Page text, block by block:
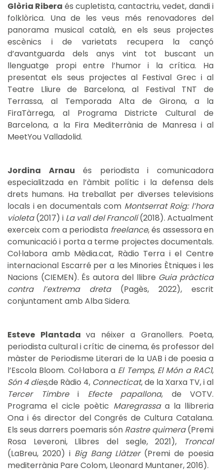
Glòria Ribera és cupletista, cantactriu, vedet, dandi i
folklòrica. Una de les veus més renovadores del
panorama musical català, en els seus projectes
escènics i de varietats recupera la cançó
d’avantguarda dels anys vint tot buscant un
llenguatge propi entre l’humor i la crítica. Ha
presentat els seus projectes al Festival Grec i al
Teatre Lliure de Barcelona, al Festival TNT de
Terrassa, al Temporada Alta de Girona, a la
FiraTàrrega, al Programa Districte Cultural de
Barcelona, a la Fira Mediterrània de Manresa i al
MeetYou Valladolid.
Jordina Arnau és periodista i comunicadora
especialitzada en l’àmbit polític i la defensa dels
drets humans. Ha treballat per diverses televisions
locals i en documentals com Montserrat Roig: l’hora
violeta(2017) i La vall del Francolí(2018). Actualment
exerceix com a periodista freelance, és assessora en
comunicació i porta a terme projectes documentals.
Col·labora amb Mèdia.cat, Ràdio Terra i el Centre
internacional Escarré per a les Minories Ètniques i les
Nacions (CIEMEN). És autora del llibre Guia pràctica
contra l’extrema dreta(Pagès, 2022), escrit
conjuntament amb Alba Sidera.
Esteve Plantada va néixer a Granollers. Poeta,
periodista cultural i crític de cinema, és professor del
màster de Periodisme Literari de la UAB i de poesia a
l’Escola Bloom. Col·labora a El Temps, El Món a RAC1,
Són 4 dies,de Ràdio 4, Connecticat, de la Xarxa TV, i al
Tercer Timbrei Efecte papallona, de VOTV.
Programa el cicle poètic Maregrassaa la llibreria
Ona i és director del Congrés de Cultura Catalana.
Els seus darrers poemaris són Rastre quimera(Premi
Rosa Leveroni, Llibres del segle, 2021),
Troncal
(LaBreu, 2020) i Big Bang Llàtzer(Premi de poesia
mediterrània Pare Colom, Lleonard Muntaner, 2016).